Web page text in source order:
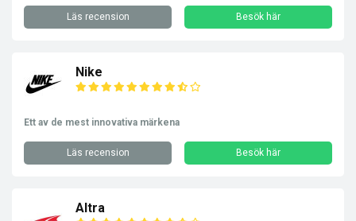
Läs recension Besök här
Nike
Ett av de mest innovativa märkena
Läs recension Besök här
Altra